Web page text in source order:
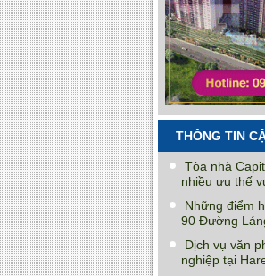
THÔNG TIN
Tòa nhà
nhiều ưu thế
Những điểm
90 Đường
Dịch vụ văn
nghiệp tại